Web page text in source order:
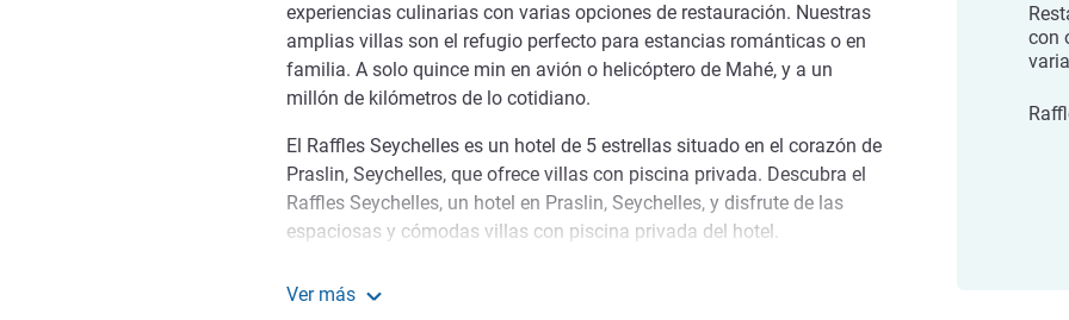
experiencias culinarias con varias opciones de restauración. Nuestras
amplias villas son el refugio perfecto para estancias románticas o en
familia. A solo quince min en avión o helicóptero de Mahé, y a un
millón de kilómetros de lo cotidiano.
El Raffles Seychelles es un hotel de 5 estrellas situado en el corazón de
Praslin, Seychelles, que ofrece villas con piscina privada. Descubra el
Raffles Seychelles, un hotel en Praslin, Seychelles, y disfrute de las
espaciosas y cómodas villas con piscina privada del hotel.
numerosos lugares prehistóricos que puede explorar, como el Vallée de
Ver más
con